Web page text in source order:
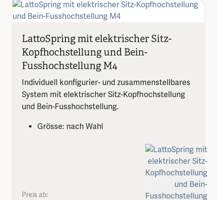
LattoSpring mit elektrischer Sitz-
Kopfhochstellung und Bein-
Fusshochstellung M4
Individuell konfigurier- und zusammenstellbares
System mit elektrischer Sitz-Kopfhochstellung
und Bein-Fusshochstellung.
Grösse: nach Wahl
Preis ab: